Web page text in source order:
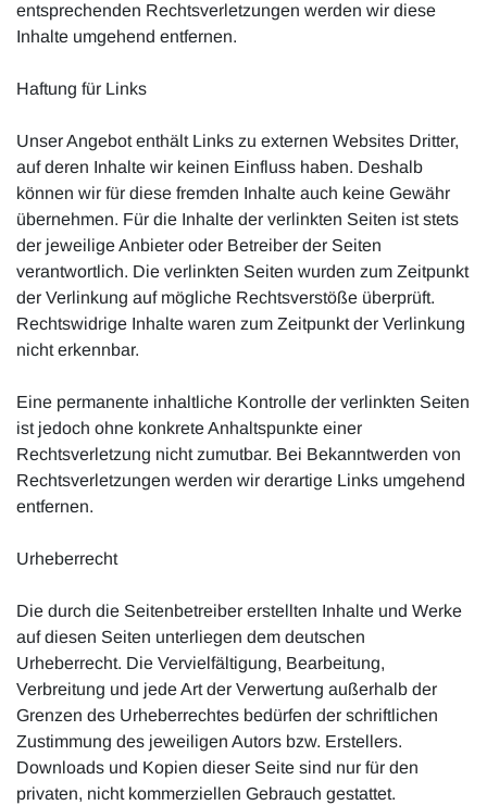
entsprechenden Rechtsverletzungen werden wir diese
Inhalte umgehend entfernen.
Haftung für Links
Unser Angebot enthält Links zu externen Websites Dritter,
auf deren Inhalte wir keinen Einfluss haben. Deshalb
können wir für diese fremden Inhalte auch keine Gewähr
übernehmen. Für die Inhalte der verlinkten Seiten ist stets
der jeweilige Anbieter oder Betreiber der Seiten
verantwortlich. Die verlinkten Seiten wurden zum Zeitpunkt
der Verlinkung auf mögliche Rechtsverstöße überprüft.
Rechtswidrige Inhalte waren zum Zeitpunkt der Verlinkung
nicht erkennbar.
Eine permanente inhaltliche Kontrolle der verlinkten Seiten
ist jedoch ohne konkrete Anhaltspunkte einer
Rechtsverletzung nicht zumutbar. Bei Bekanntwerden von
Rechtsverletzungen werden wir derartige Links umgehend
entfernen.
Urheberrecht
Die durch die Seitenbetreiber erstellten Inhalte und Werke
auf diesen Seiten unterliegen dem deutschen
Urheberrecht. Die Vervielfältigung, Bearbeitung,
Verbreitung und jede Art der Verwertung außerhalb der
Grenzen des Urheberrechtes bedürfen der schriftlichen
Zustimmung des jeweiligen Autors bzw. Erstellers.
Downloads und Kopien dieser Seite sind nur für den
privaten, nicht kommerziellen Gebrauch gestattet.